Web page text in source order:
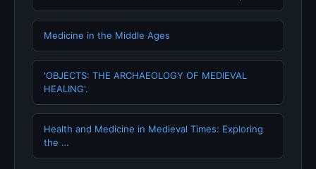
Medicine in the Middle Ages
'OBJECTS: THE ARCHAEOLOGY OF MEDIEVAL
HEALING'.
Health and Medicine in Medieval Times: Exploring
the …